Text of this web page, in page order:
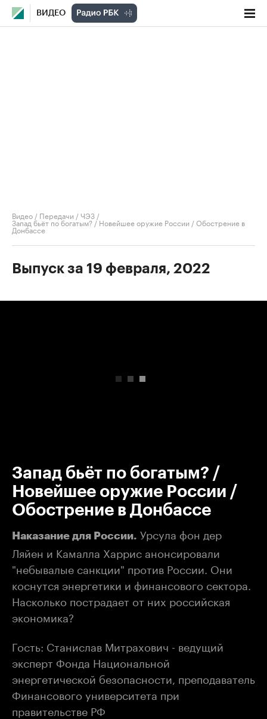
ВИДЕО
Видео / Передачи /ЧЭЗ /
Запад бьёт по богатым? / Новейшее оружие России / Обострение в
Донбассе
Выпуск за 19 февраля, 2022
Запад бьёт по богатым? /
Новейшее оружие России /
Обострение в Донбассе
Наказание для России. Урсула фон дер
Ляйен и Камалла Харрис анонсировали
"небывалые санкции" против России. Они
коснутся энергетики и финансового сектора.
Насколько пострадает от них российская
экономика?
Гость: Станислав Митрахович - ведущий
эксперт Фонда Национальной
энергетической безопасности, преподаватель
Финансового университета при
правительстве РФ